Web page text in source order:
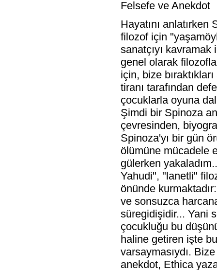
Felsefe ve Anekdot
Hayatını
filozof için
sanatçıyı
genel olarak
için, bize
tiranı tarafından
çocuklarla oyuna
Şimdi bir Spinoza
çevresinden,
Spinoza'yı bir gün
ölümüne mücadele
gülerken
Yahudi", "lanetli"
önünde
ve sonsuzca
süregidişidir... Yani
çocukluğu bu
haline getiren işte
varsaymasıydı.
anekdot, Ethica